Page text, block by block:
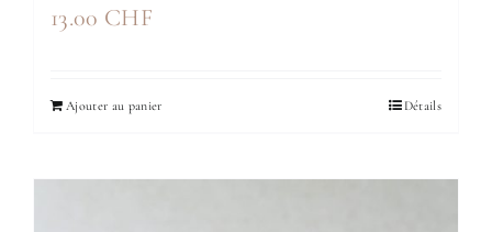
13.00 CHF
Ajouter au panier Détails